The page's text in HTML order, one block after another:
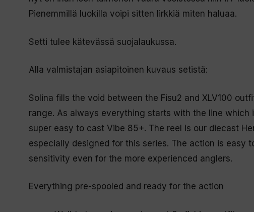
Pienemmillä luokilla voipi sitten lirkkiä miten haluaa.
Setti tulee kätevässä suojalaukussa.
Alla valmistajan asiapitoinen kuvaus setistä:
Solina fills the void between the Fisu2 and XLV100
range. As always everything starts with the line which
super easy to cast Vibe 85+. The reel is our diecast
especially designed for this series. The action is easy
sensitivity even for the more experienced anglers.
Everything pre-spooled and ready for the action